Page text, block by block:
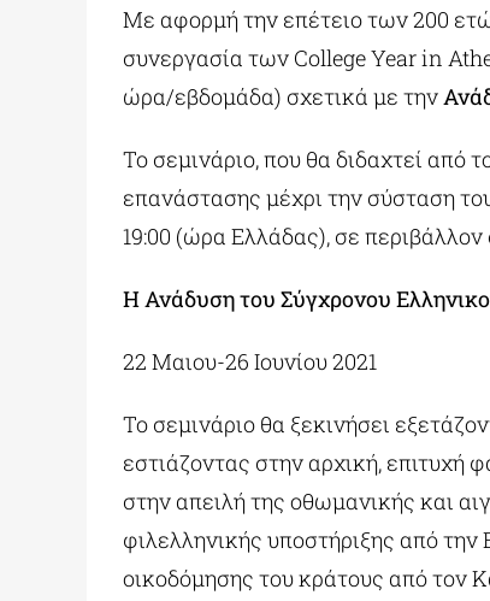
Με αφορμή την επέτειο των 200
συνεργασία των College Year in
ώρα/εβδομάδα) σχετικά με την
Το σεμινάριο, που θα διδαχτεί από
επανάστασης μέχρι την σύσταση
19:00 (ώρα Ελλάδας), σε
Η Ανάδυση του Σύγχρονου
22 Μαιου-26 Ιουνίου 2021
Το σεμινάριο θα ξεκινήσει
εστιάζοντας στην αρχική, επιτυχή
στην απειλή της οθωμανικής και
φιλελληνικής υποστήριξης από
οικοδόμησης του κράτους από τον